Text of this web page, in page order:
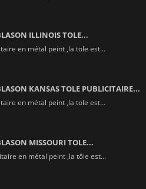
ILLINOIS TOLE...
en métal peint ,la tole est...
KANSAS TOLE PUBLICITAIRE...
en métal peint ,la tole est...
MISSOURI TOLE...
en métal peint ,la tôle est...